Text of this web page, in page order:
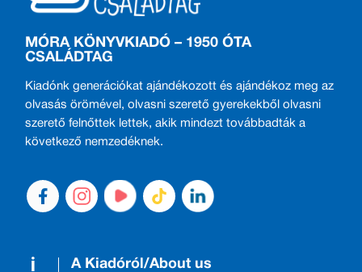
MÓRA KÖNYVKIADÓ – 1950 ÓTA
CSALÁDTAG
Kiadónk generációkat ajándékozott és ajándékoz meg az
olvasás örömével, olvasni szerető gyerekekből olvasni
szerető felnőttek lettek, akik mindezt továbbadták a
következő nemzedéknek.
A Kiadóról/About us